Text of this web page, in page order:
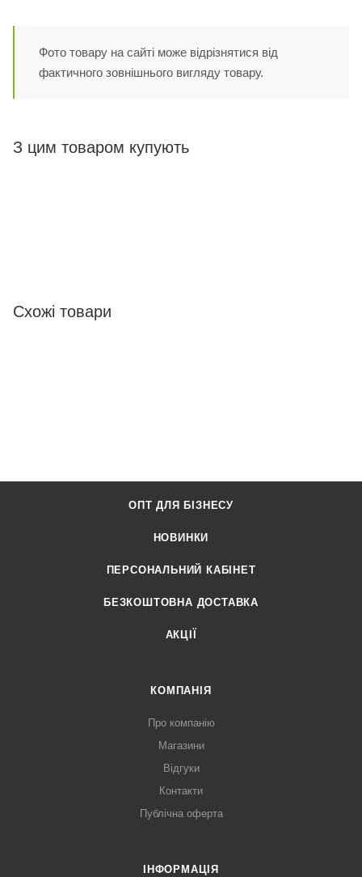
Фото товару на сайті може відрізнятися від
фактичного зовнішнього вигляду товару.
З цим товаром купують
Схожі товари
ОПТ ДЛЯ БІЗНЕСУ
НОВИНКИ
ПЕРСОНАЛЬНИЙ КАБІНЕТ
БЕЗКОШТОВНА ДОСТАВКА
АКЦІЇ
КОМПАНІЯ
Про компанію
Магазини
Відгуки
Контакти
Публічна оферта
ІНФОРМАЦІЯ